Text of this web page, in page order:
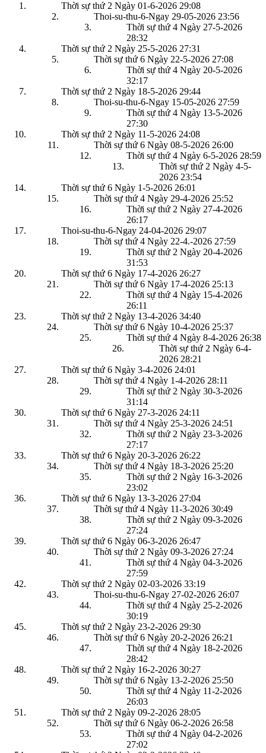
thanh
Thời sự thứ 2 Ngày 01-6-2026 29:08
Thoi-su-thu-6-Ngay 29-05-2026 23:56
Thời sự thứ 4 Ngày 27-5-2026
28:32
Thời sự thứ 2 Ngày 25-5-2026 27:31
Thời sự thứ 6 Ngày 22-5-2026 27:08
Thời sự thứ 4 Ngày 20-5-2026
32:17
Thời sự thứ 2 Ngày 18-5-2026 29:44
Thoi-su-thu-6-Ngay 15-05-2026 27:59
Thời sự thứ 4 Ngày 13-5-2026
27:30
Thời sự thứ 2 Ngày 11-5-2026 24:08
Thời sự thứ 6 Ngày 08-5-2026 26:00
Thời sự thứ 4 Ngày 6-5-2026 28:59
Thời sự thứ 2 Ngày 4-5-
2026 23:54
Thời sự thứ 6 Ngày 1-5-2026 26:01
Thời sự thứ 4 Ngày 29-4-2026 25:52
Thời sự thứ 2 Ngày 27-4-2026
26:17
Thoi-su-thu-6-Ngay 24-04-2026 29:07
Thời sự thứ 4 Ngày 22-4.-2026 27:59
Thời sự thứ 2 Ngày 20-4-2026
31:53
Thời sự thứ 6 Ngày 17-4-2026 26:27
Thời sự thứ 6 Ngày 17-4-2026 25:13
Thời sự thứ 4 Ngày 15-4-2026
26:11
Thời sự thứ 2 Ngày 13-4-2026 34:40
Thời sự thứ 6 Ngày 10-4-2026 25:37
Thời sự thứ 4 Ngày 8-4-2026 26:38
Thời sự thứ 2 Ngày 6-4-
2026 28:21
Thời sự thứ 6 Ngày 3-4-2026 24:01
Thời sự thứ 4 Ngày 1-4-2026 28:11
Thời sự thứ 2 Ngày 30-3-2026
31:14
Thời sự thứ 6 Ngày 27-3-2026 24:11
Thời sự thứ 4 Ngày 25-3-2026 24:51
Thời sự thứ 2 Ngày 23-3-2026
27:17
Thời sự thứ 6 Ngày 20-3-2026 26:22
Thời sự thứ 4 Ngày 18-3-2026 25:20
Thời sự thứ 2 Ngày 16-3-2026
23:02
Thời sự thứ 6 Ngày 13-3-2026 27:04
Thời sự thứ 4 Ngày 11-3-2026 30:49
Thời sự thứ 2 Ngày 09-3-2026
27:24
Thời sự thứ 6 Ngày 06-3-2026 26:47
Thời sự thứ 2 Ngày 09-3-2026 27:24
Thời sự thứ 4 Ngày 04-3-2026
27:59
Thời sự thứ 2 Ngày 02-03-2026 33:19
Thoi-su-thu-6-Ngay 27-02-2026 26:07
Thời sự thứ 4 Ngày 25-2-2026
30:19
Thời sự thứ 2 Ngày 23-2-2026 29:30
Thời sự thứ 6 Ngày 20-2-2026 26:21
Thời sự thứ 4 Ngày 18-2-2026
28:42
Thời sự thứ 2 Ngày 16-2-2026 30:27
Thời sự thứ 6 Ngày 13-2-2026 25:50
Thời sự thứ 4 Ngày 11-2-2026
26:03
Thời sự thứ 2 Ngày 09-2-2026 28:05
Thời sự thứ 6 Ngày 06-2-2026 26:58
Thời sự thứ 4 Ngày 04-2-2026
27:02